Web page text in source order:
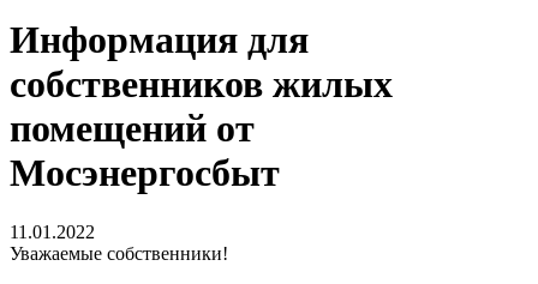
Информация для
собственников жилых
помещений от
Мосэнергосбыт
11.01.2022
Уважаемые собственники!